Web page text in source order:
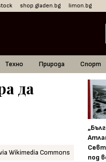
shop.gladen.bg limon.bg
Техно Природа Спорт
да
Wikimedia Commons
под